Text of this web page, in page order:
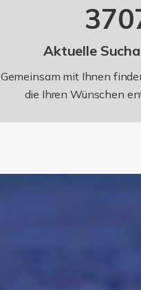
Aktuelle
Gemeinsam mit Ihnen
die Ihren Wünschen